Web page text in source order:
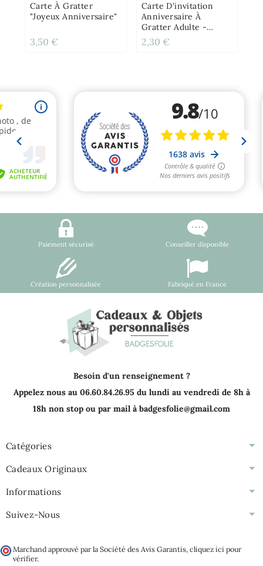
Carte À Gratter
"Joyeux Anniversaire"
3,50 €
Carte D'invitation
Anniversaire À
Gratter Adulte -
Ballon
2,30 €
Paiement sécurisé Conseiller disponible
Création personnalisée Fabriqué en France
Besoin d'un renseignement ?
Appelez nous au 06.60.84.26.95 du lundi au vendredi de 8h à
18h non stop ou par mail à badgesfolie@gmail.com
Catégories
Cadeaux Originaux
Informations
Suivez-Nous
Marchand approuvé par la Société des Avis Garantis, cliquez ici pour
vérifier.